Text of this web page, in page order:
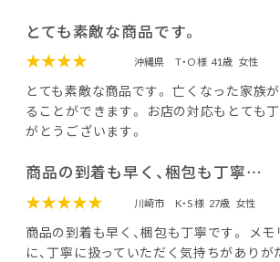
とても素敵な商品です。
★★★★
沖縄県 T・O 様 41歳 女性
とても素敵な商品です。 亡くなった家族
ることができます。 お店の対応もとても
がとうございます。
商品の到着も早く、梱包も丁寧…
★★★★★
川崎市 K・S 様 27歳 女性
商品の到着も早く、梱包も丁寧です。 メ
に、丁寧に扱っていただく気持ちがありが